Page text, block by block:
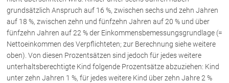
grundsätzlich Anspruch auf 16 %, zwischen sechs und zehn Jahren
auf 18 %, zwischen zehn und fünfzehn Jahren auf 20 % und über
fünfzehn Jahren auf 22 % der Einkommensbemessungsgrundlage (=
Nettoeinkommen des Verpflichteten; zur Berechnung siehe weitere
oben). Von diesen Prozentsätzen sind jedoch für jedes weitere
unterhaltsberechtigte Kind folgende Prozentsätze abzuziehen: Kind
unter zehn Jahren 1 %, für jedes weitere Kind über zehn Jahre 2 %